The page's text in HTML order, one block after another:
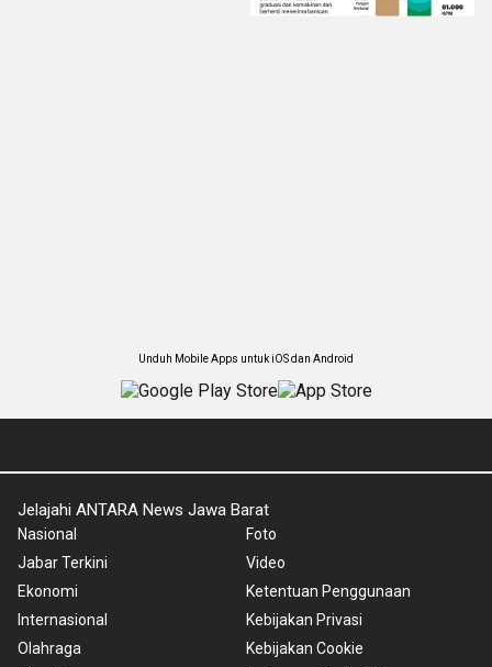
Unduh Mobile Apps untuk iOS dan Android
Jelajahi ANTARA News Jawa Barat
Nasional
Jabar Terkini
Ekonomi
Internasional
Olahraga
Foto
Video
Ketentuan Penggunaan
Kebijakan Privasi
Kebijakan Cookie